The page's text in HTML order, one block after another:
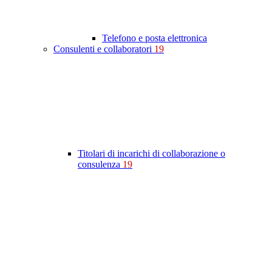
Telefono e posta elettronica
Consulenti e collaboratori 19
Titolari di incarichi di collaborazione o
consulenza 19